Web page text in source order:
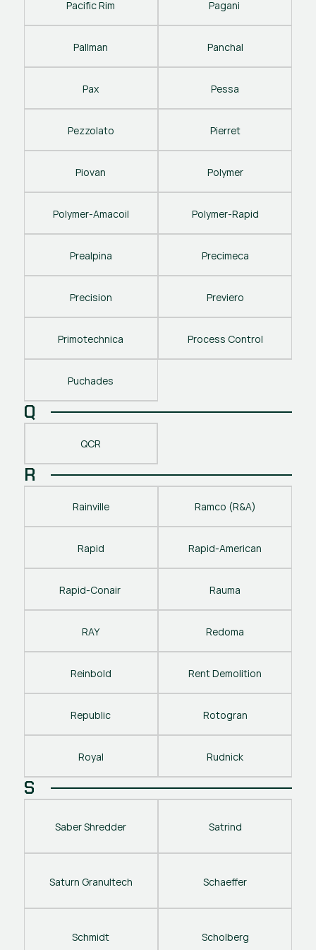
Pacific Rim Pagani
Pallman Panchal
Pax Pessa
Pezzolato Pierret
Piovan Polymer
Polymer-Amacoil Polymer-Rapid
Prealpina Precimeca
Precision Previero
Primotechnica Process Control
Puchades
Q
QCR
R
Rainville Ramco (R&A)
Rapid Rapid-American
Rapid-Conair Rauma
RAY Redoma
Reinbold Rent Demolition
Republic Rotogran
Royal Rudnick
S
Saber Shredder Satrind
Saturn Granultech Schaeffer
Schmidt Scholberg